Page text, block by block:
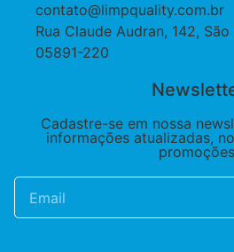
contato@limpquality.com.br
Rua Claude Audran, 142, São
05891-220
Cadastre-se em nossa
informações atualizadas,